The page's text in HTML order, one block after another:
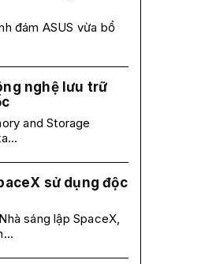
đám ASUS vừa bổ
nghệ lưu trữ
and Storage
sử dụng độc
sáng lập SpaceX,